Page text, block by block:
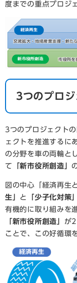
度までの重点プロジ
3つのプロ
3つのプロジェクト
ェクトを推進するに
の分野を車の両輪と
て
「新市役所創造」
図の中心「経済再生
生」 と 「少子化対策」
有機的に取り組みを
「新市役所創造」 が
ことで、この好循環